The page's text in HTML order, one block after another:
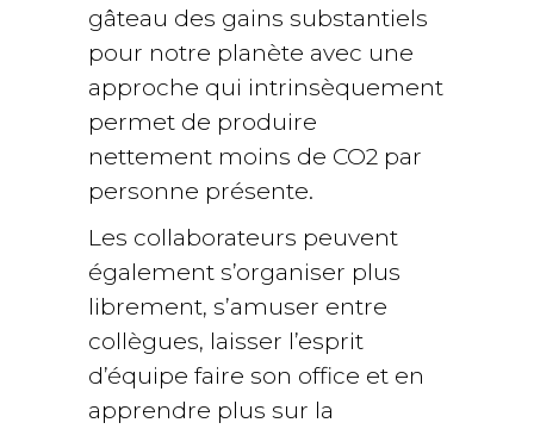
gâteau des gains substantiels
pour notre planète avec une
approche qui intrinsèquement
permet de produire
nettement moins de CO2 par
personne présente.
Les collaborateurs peuvent
également s’organiser plus
librement, s’amuser entre
collègues, laisser l’esprit
d’équipe faire son office et en
apprendre plus sur la